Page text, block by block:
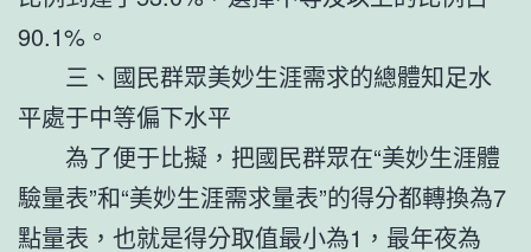
90.1%。
三、國民群眾美妙生涯需求的總體知足水
平處于中等偏下水平
為了便于比擬，把國民群眾在“美妙生涯體
驗量表”和“美妙生涯需求量表”的得分都轉換為7
點量表，也就是得分取值最小為1，最年夜為